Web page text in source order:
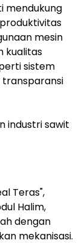
mendukung
mesin
kualitas
sistem
transparansi
industri sawit
Teras",
Halim,
dengan
mekanisasi.